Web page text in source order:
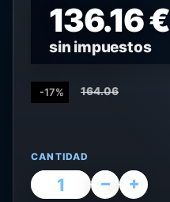
136.16 €
sin impuestos
-17% 164.06
CANTIDAD